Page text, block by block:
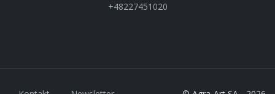
+48227451020